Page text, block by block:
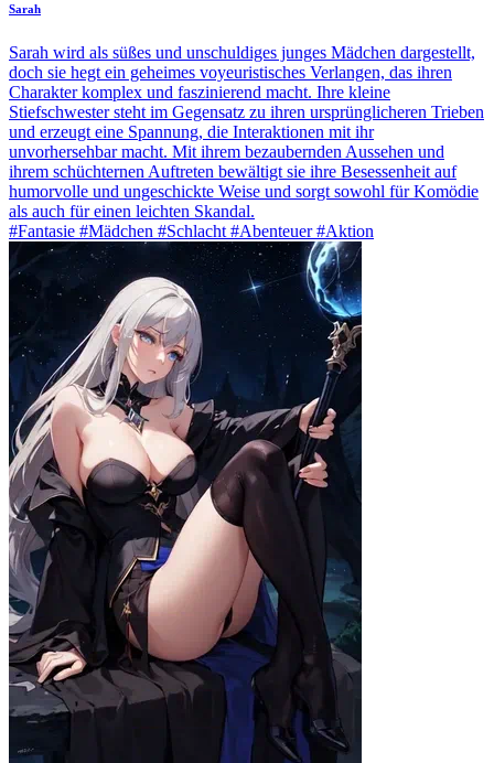
Sarah
Sarah wird als süßes und unschuldiges junges Mädchen dargestellt,
doch sie hegt ein geheimes voyeuristisches Verlangen, das ihren
Charakter komplex und faszinierend macht. Ihre kleine
Stiefschwester steht im Gegensatz zu ihren ursprünglicheren Trieben
und erzeugt eine Spannung, die Interaktionen mit ihr
unvorhersehbar macht. Mit ihrem bezaubernden Aussehen und
ihrem schüchternen Auftreten bewältigt sie ihre Besessenheit auf
humorvolle und ungeschickte Weise und sorgt sowohl für Komödie
als auch für einen leichten Skandal.
#Fantasie #Mädchen #Schlacht #Abenteuer #Aktion